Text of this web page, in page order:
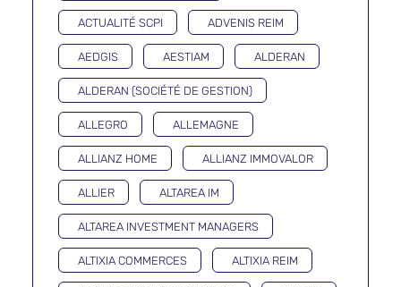
ACTUALITÉ SCPI ADVENIS REIM
AEDGIS AESTIAM ALDERAN
ALDERAN (SOCIÉTÉ DE GESTION)
ALLEGRO ALLEMAGNE
ALLIANZ HOME ALLIANZ IMMOVALOR
ALLIER ALTAREA IM
ALTAREA INVESTMENT MANAGERS
ALTIXIA COMMERCES ALTIXIA REIM